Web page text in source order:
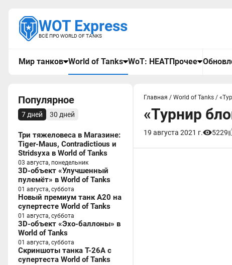
WOT Express
ВСЁ ПРО WORLD OF TANKS
Мир танков World of Tanks WoT: HEATПрочее
Популярное
7 дней 30 дней
Три тяжеловеса в Магазине:
Tiger-Maus, Contradictious и
Stridsyxa в World of Tanks
03 августа, понедельник
3D-объект «Улучшенный
пулемёт» в World of Tanks
01 августа, суббота
Новый премиум танк A20 на
супертесте World of Tanks
01 августа, суббота
3D-объект «Эхо-баллоны» в
World of Tanks
01 августа, суббота
Скриншоты танка T-26A с
супертеста World of Tanks
Главная / World of Tanks /
«Турнир
19 августа 2021 г. 5229